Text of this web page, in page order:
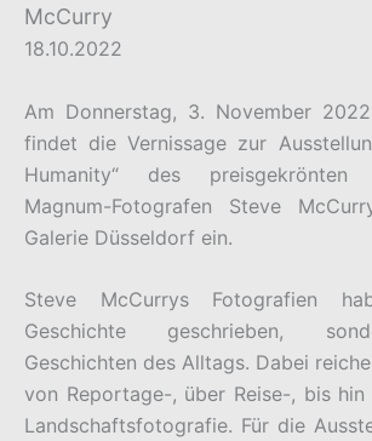
McCurry
18.10.2022
Am Donnerstag, 3. November
findet die Vernissage zur
Humanity“ des preisgekrönten
Magnum-Fotografen Steve
Galerie Düsseldorf ein.
Steve McCurrys Fotografien
Geschichte geschrieben,
Geschichten des Alltags. Dabei
von Reportage-, über Reise-, bis
Landschaftsfotografie. Für die